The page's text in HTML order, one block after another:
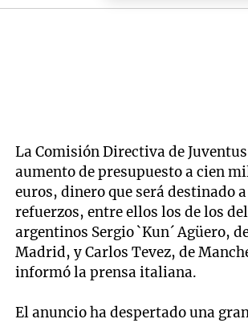
La Comisión Directiva de
aumento de presupuesto a cien
euros, dinero que será destinado
refuerzos, entre ellos los de los
argentinos Sergio `Kun´ Agüero,
Madrid, y Carlos Tevez, de
informó la prensa italiana.
El anuncio ha despertado una